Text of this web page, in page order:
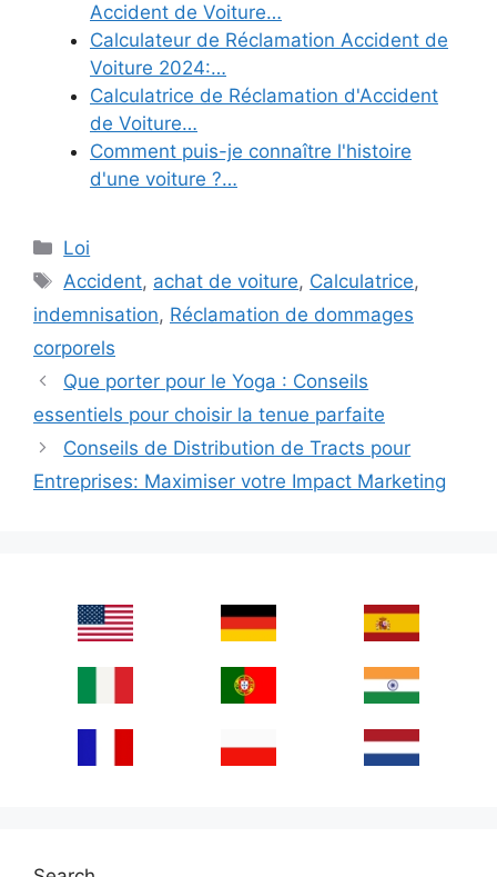
Accident de Voiture…
Calculateur de Réclamation Accident de
Voiture 2024:…
Calculatrice de Réclamation d'Accident
de Voiture…
Comment puis-je connaître l'histoire
d'une voiture ?…
Categories
Loi
Tags
Accident, achat de voiture, Calculatrice,
indemnisation, Réclamation de dommages
corporels
Que porter pour le Yoga : Conseils
essentiels pour choisir la tenue parfaite
Conseils de Distribution de Tracts pour
Entreprises: Maximiser votre Impact Marketing